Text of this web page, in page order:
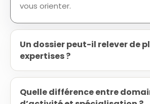
vous orienter.
Un dossier peut-il relever de
expertises ?
Quelle différence entre